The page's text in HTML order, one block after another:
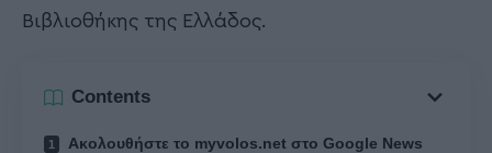
Βιβλιοθήκης της Ελλάδος.
Contents
Ακολουθήστε το myvolos.net στο Google News